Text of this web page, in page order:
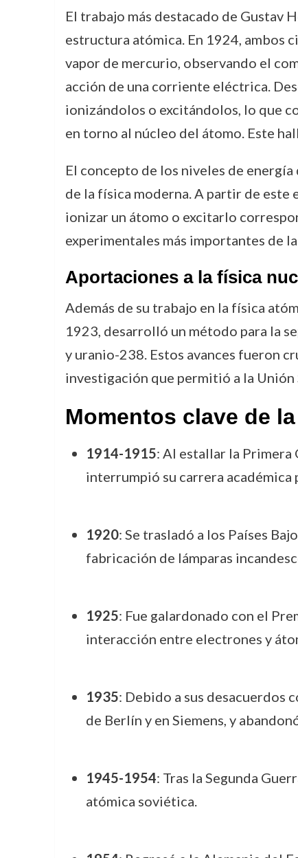
El trabajo más destacado de Gustav
estructura atómica. En 1924, ambos
vapor de mercurio, observando el
acción de una corriente eléctrica.
ionizándolos o excitándolos, lo que
en torno al núcleo del átomo. Este
El concepto de los niveles de
de la física moderna. A partir de este
ionizar un átomo o excitarlo
experimentales más importantes de
Aportaciones a la física
Además de su trabajo en la física
1923, desarrolló un método para la
y uranio-238. Estos avances fueron
investigación que permitió a la
Momentos clave de
1914-1915: Al estallar la
interrumpió su carrera académica
1920: Se trasladó a los Países
fabricación de lámparas
1925: Fue galardonado con el
interacción entre electrones y
1935: Debido a sus desacuerdos
de Berlín y en Siemens, y
1945-1954: Tras la Segunda
atómica soviética.